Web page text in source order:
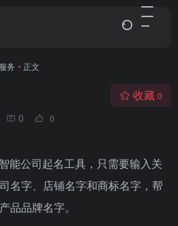
务 • 正文
0 0
收藏 0
能公司起名工具，只需要输入关
名字、店铺名字和商标名字，帮
品品牌名字。